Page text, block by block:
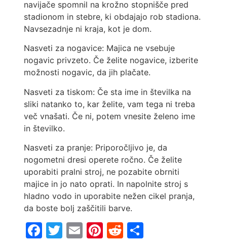
navijače spomnil na krožno stopnišče pred
stadionom in stebre, ki obdajajo rob stadiona.
Navsezadnje ni kraja, kot je dom.
Nasveti za nogavice: Majica ne vsebuje
nogavic privzeto. Če želite nogavice, izberite
možnosti nogavic, da jih plačate.
Nasveti za tiskom: Če sta ime in številka na
sliki natanko to, kar želite, vam tega ni treba
več vnašati. Če ni, potem vnesite želeno ime
in številko.
Nasveti za pranje: Priporočljivo je, da
nogometni dresi operete ročno. Če želite
uporabiti pralni stroj, ne pozabite obrniti
majice in jo nato oprati. In napolnite stroj s
hladno vodo in uporabite nežen cikel pranja,
da boste bolj zaščitili barve.
Facebook
Twitter
EmailPinterest
Reddit
Share